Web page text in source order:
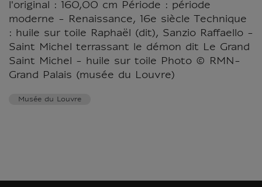
l'original : 160,00 cm Période : période
moderne - Renaissance, 16e siècle Technique
: huile sur toile Raphaël (dit), Sanzio Raffaello -
Saint Michel terrassant le démon dit Le Grand
Saint Michel - huile sur toile Photo © RMN-
Grand Palais (musée du Louvre)
Musée du Louvre